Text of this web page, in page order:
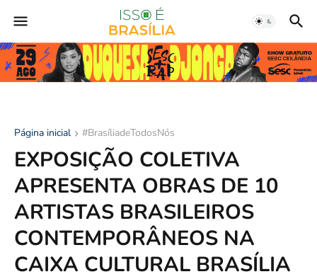
Página inicial #BrasíliadeTodosNós
EXPOSIÇÃO COLETIVA
APRESENTA OBRAS DE 10
ARTISTAS BRASILEIROS
CONTEMPORÂNEOS NA
CAIXA CULTURAL BRASÍLIA